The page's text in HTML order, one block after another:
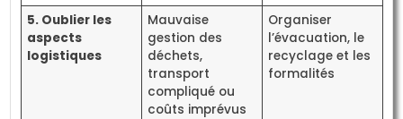
5. Oublier les
aspects
logistiques
Mauvaise
gestion des
déchets,
transport
compliqué ou
coûts imprévus
Organiser
l’évacuation, le
recyclage et les
formalités